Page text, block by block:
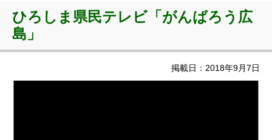
ひろしま県民テレビ「がんばろう広
島」
掲載日：2018年9月7日